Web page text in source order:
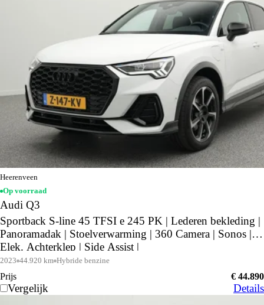
Heerenveen
Op voorraad
Audi Q3
Sportback S-line 45 TFSI e 245 PK | Lederen bekleding |
Panoramadak | Stoelverwarming | 360 Camera | Sonos |
Elek. Achterklep | Side Assist |
2023 44.920 km Hybride benzine
Prijs € 44.890
Vergelijk Details